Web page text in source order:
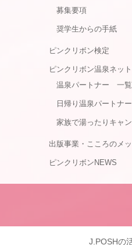
募集要項
奨学生からの手紙
ピンクリボン検定
ピンクリボン温泉ネッ
温泉パートナー 一覧
日帰り温泉パートナ
家族で湯ったりキャ
出版事業・こころのメ
ピンクリボンNEWS
J.POSHの